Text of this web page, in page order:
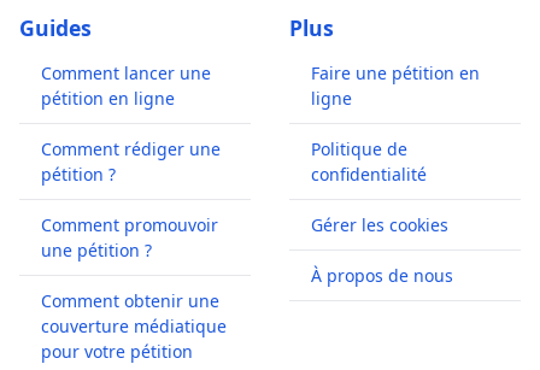
Guides
Comment lancer une
pétition en ligne
Comment rédiger une
pétition ?
Comment promouvoir
une pétition ?
Comment obtenir une
couverture médiatique
pour votre pétition
Plus
Faire une pétition en
ligne
Politique de
confidentialité
Gérer les cookies
À propos de nous